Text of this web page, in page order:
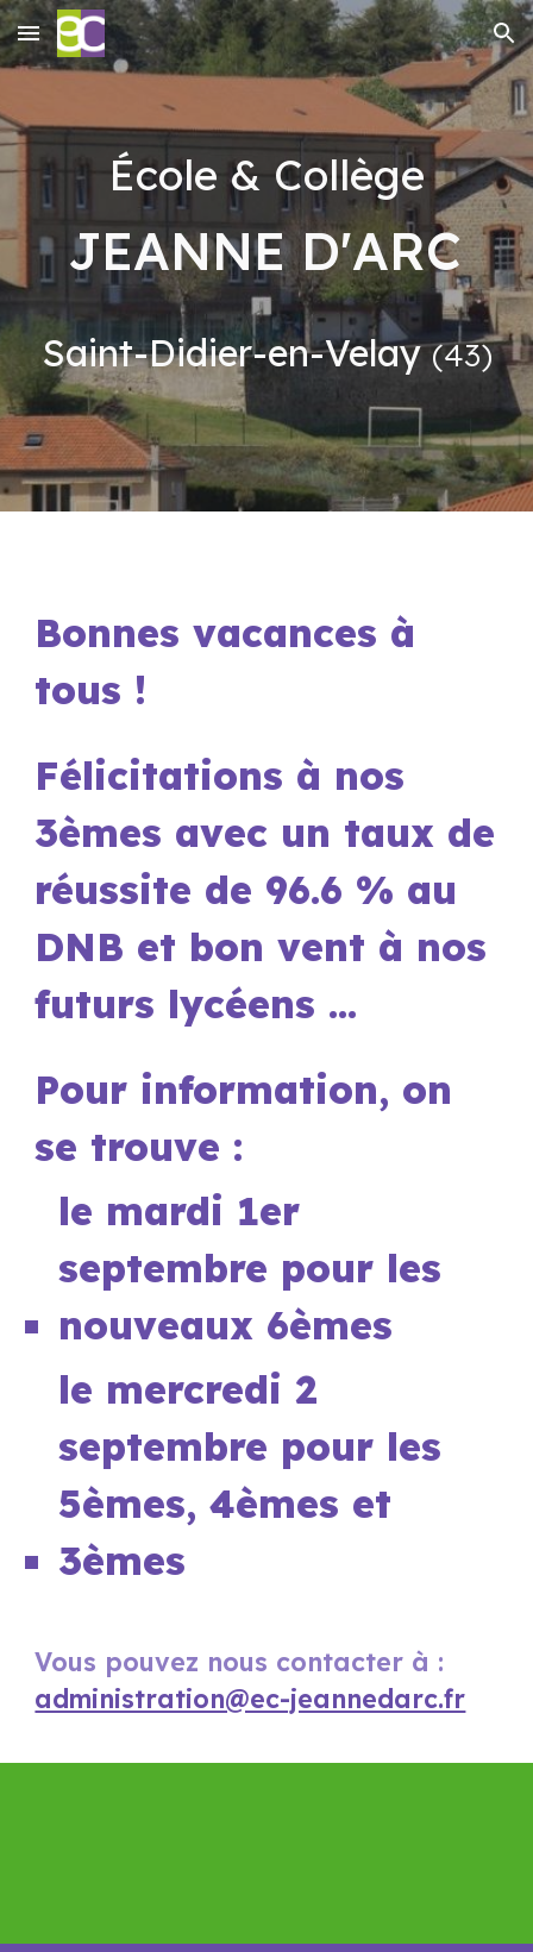
Skip to main content Skip to navigation
École & Collège
JEANNE D'ARC
Saint-Didier-en-Velay (43)
Bonnes vacances à
tous !
Félicitations à nos
3èmes avec un taux de
réussite de 96.6 % au
DNB et bon vent à nos
futurs lycéens ...
Pour information, on
se trouve :
le mardi 1er
septembre pour les
nouveaux 6èmes
le mercredi 2
septembre pour les
5èmes, 4èmes et
3èmes
Vous pouvez nous contacter à :
administration@ec-jeannedarc.fr